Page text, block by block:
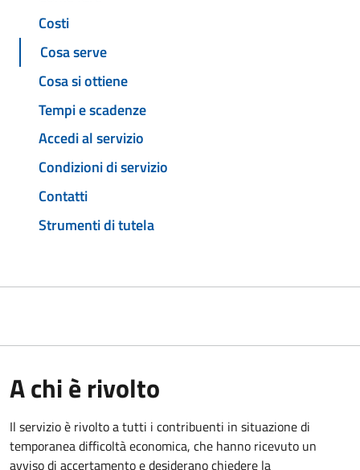
Costi
Cosa serve
Cosa si ottiene
Tempi e scadenze
Accedi al servizio
Condizioni di servizio
Contatti
Strumenti di tutela
A chi è rivolto
Il servizio è rivolto a tutti i contribuenti in situazione di
temporanea difficoltà economica, che hanno ricevuto un
avviso di accertamento e desiderano chiedere la